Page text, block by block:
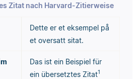
Zitat nach Harvard-Zitierweise
Dette er et eksempel på
et oversatt sitat.
Das ist ein Beispiel für
ein übersetztes Zitat1